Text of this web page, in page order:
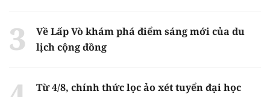
Về Lấp Vò khám phá điểm sáng mới của du
lịch cộng đồng
Từ 4/8, chính thức lọc ảo xét tuyển đại học